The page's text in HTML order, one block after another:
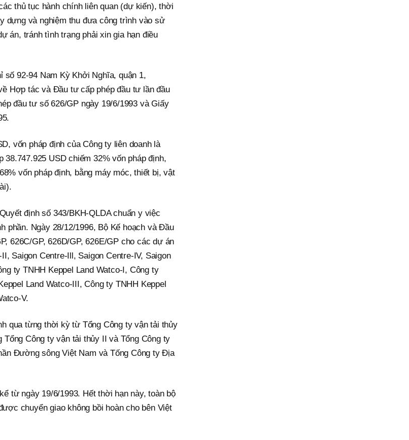
thủ tục hành chính liên quan (dự kiến), thời
dựng và nghiệm thu đưa công trình vào sử
án, tránh tình trạng phải xin gia hạn điều
số 92-94 Nam Kỳ Khởi Nghĩa, quận 1,
Hợp tác và Đầu tư cấp phép đầu tư lần đầu
đầu tư số 626/GP ngày 19/6/1993 và Giấy
vốn pháp định của Công ty liên doanh là
38.747.925 USD chiếm 32% vốn pháp định,
vốn pháp định, bằng máy móc, thiết bị, vật
định số 343/BKH-QLDA chuẩn y việc
phần. Ngày 28/12/1996, Bộ Kế hoạch và Đầu
626C/GP, 626D/GP, 626E/GP cho các dự án
Saigon Centre-Ill, Saigon Centre-IV, Saigon
ty TNHH Keppel Land Watco-I, Công ty
Land Watco-III, Công ty TNHH Keppel
V.
qua từng thời kỳ từ Tổng Công ty vận tải thủy
Công ty vận tải thủy II và Tổng Công ty
Đường sông Việt Nam và Tống Công ty Địa
từ ngày 19/6/1993. Hết thời hạn này, toàn bộ
chuyển giao không bồi hoàn cho bên Việt